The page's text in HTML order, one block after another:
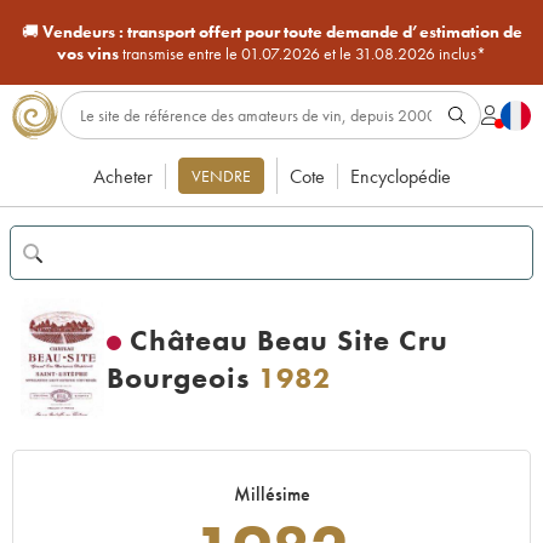
🚚Vendeurs : transport offert pour toute demande d’estimation de
vos vinstransmise entre le 01.07.2026 et le 31.08.2026 inclus*
Acheter VENDRE Cote Encyclopédie
Château Beau Site Cru
Bourgeois 1982
Millésime